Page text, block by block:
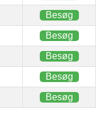
Besøg
Besøg
Besøg
Besøg
Besøg